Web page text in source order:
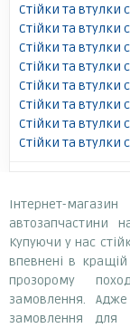
Стійки та втулки
Стійки та втулки
Стійки та втулки
Стійки та втулки
Стійки та втулки
Стійки та втулки
Стійки та втулки
Стійки та втулки
Інтернет-
автозапчастини
Купуючи у нас
впевнені в кращій
прозорому
замовлення.
замовлення для